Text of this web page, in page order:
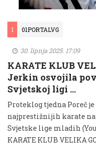
I 01PORTALVG
30. lipnja 2025. 17:09
KARATE KLUB
Jerkin osvojila
Svjetskoj ligi …
Proteklog tjedna Poreč
najprestižnijih karate
Svjetske lige mladih
KARATE KLUB VELIKA